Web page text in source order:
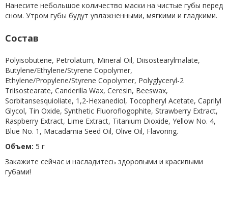
Нанесите небольшое количество маски на чистые губы перед
сном. Утром губы будут увлажненными, мягкими и гладкими.
Состав
Polyisobutene, Petrolatum, Mineral Oil, Diisostearylmalate,
Butylene/Ethylene/Styrene Copolymer,
Ethylene/Propylene/Styrene Copolymer, Polyglyceryl-2
Triisostearate, Canderilla Wax, Ceresin, Beeswax,
Sorbitansesquioliate, 1,2-Hexanediol, Tocopheryl Acetate, Caprilyl
Glycol, Tin Oxide, Synthetic Fluoroflogophite, Strawberry Extract,
Raspberry Extract, Lime Extract, Titanium Dioxide, Yellow No. 4,
Blue No. 1, Macadamia Seed Oil, Olive Oil, Flavoring.
Объем: 5 г
Закажите сейчас и насладитесь здоровыми и красивыми
губами!